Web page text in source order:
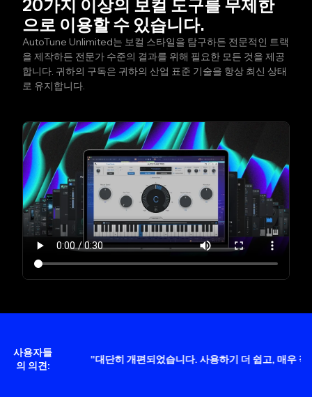
20가지 이상의 보컬 도구를 무제한
으로 이용할 수 있습니다.
AutoTune Unlimited는 보컬 스타일을 탐구하든 전문적인 트랙
을 제작하든 전문가 수준의 결과를 위해 필요한 모든 것을 제공
합니다. 귀하의 구독은 귀하의 산업 표준 기술을 항상 최신 상태
로 유지합니다.
사용자들
의 의견:
." "대단히 개편되었습니다. 사용하기 더 쉽고, 매우 직관적